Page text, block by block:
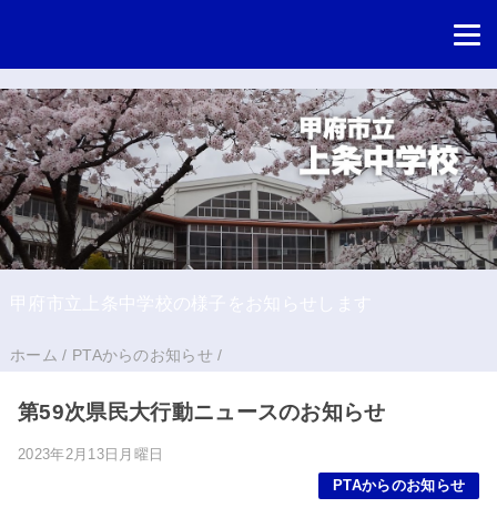
ホーム / PTAからのお知らせ /
第59次県民大行動ニュースのお知らせ
2023年2月13日月曜日
PTAからのお知らせ